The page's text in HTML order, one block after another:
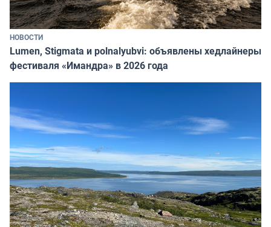
НОВОСТИ
Lumen, Stigmata и polnalyubvi: объявлены хедлайнеры
фестиваля «Имандра» в 2026 года